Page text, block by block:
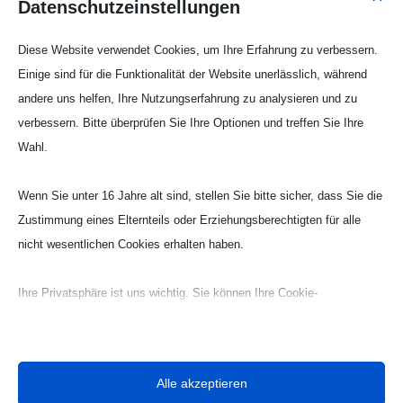
Privatbrauerei Bolten und der BOLTENs
finden Sie auf der Homepage der Privatbrauerei
Bolten im Bereich „Bier erleben“ unter
www.bolten-brauerei.de
Als direkter Ansprechpartner steht Tim Mittler auch
gerne direkt für alle Fragen unter events@bolten-
Datenschutzeinstellungen
Diese Website verwendet Cookies, um Ihre Erfahrung zu verbessern.
Einige sind für die Funktionalität der Website unerlässlich, während
andere uns helfen, Ihre Nutzungserfahrung zu analysieren und zu
verbessern. Bitte überprüfen Sie Ihre Optionen und treffen Sie Ihre
Wahl.
Wenn Sie unter 16 Jahre alt sind, stellen Sie bitte sicher, dass Sie die
Zustimmung eines Elternteils oder Erziehungsberechtigten für alle
nicht wesentlichen Cookies erhalten haben.
Ihre Privatsphäre ist uns wichtig. Sie können Ihre Cookie-
Sie können Ihre Präferenzen jederzeit ändern, indem Sie auf die
Schaltfläche „Einstellungen“ unten klicken.
Alle akzeptieren